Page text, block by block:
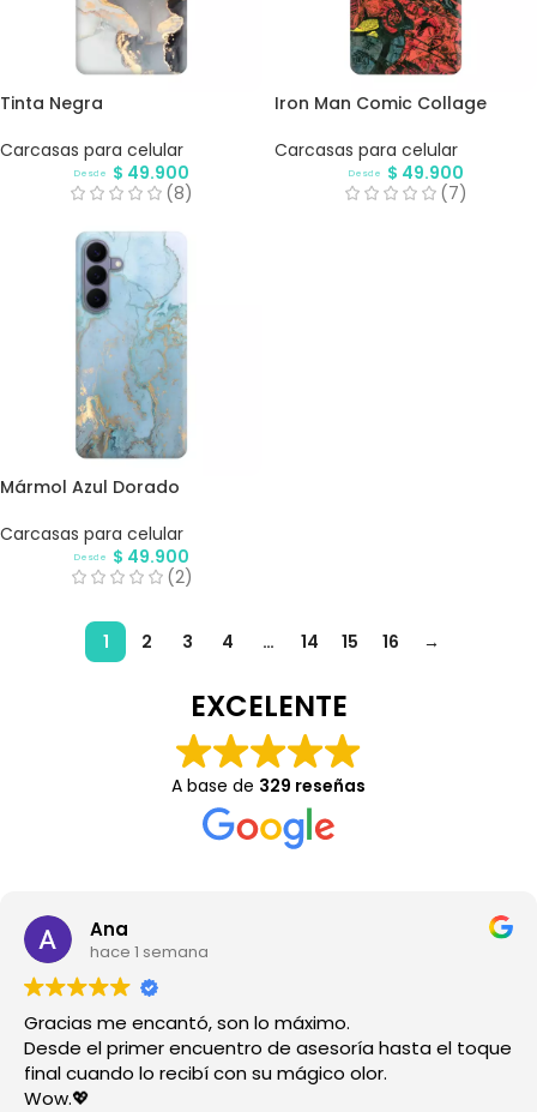
Tinta Negra
Carcasas para celular
Desde $ 49.900
(8)
Iron Man Comic Collage
Carcasas para celular
Desde $ 49.900
(7)
Mármol Azul Dorado
Carcasas para celular
Desde $ 49.900
(2)
1 2 3 4 … 14 15 16 →
EXCELENTE
A base de 329 reseñas
Ana
hace 1 semana
Gracias me encantó, son lo máximo.
Desde el primer encuentro de asesoría hasta el toque
final cuando lo recibí con su mágico olor.
Wow.💖